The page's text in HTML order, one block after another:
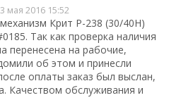
мая 2016 15:52
Крит Р-238 (30/40Н)
Так как проверка наличия
перенесена на рабочие,
об этом и принесли
оплаты заказ был выслан,
Качеством обслуживания и